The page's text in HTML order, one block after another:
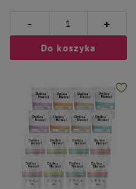
- +
Do koszyka